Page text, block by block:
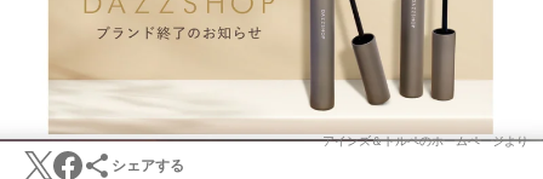
アインズ＆トルペのホームページより
シェアする